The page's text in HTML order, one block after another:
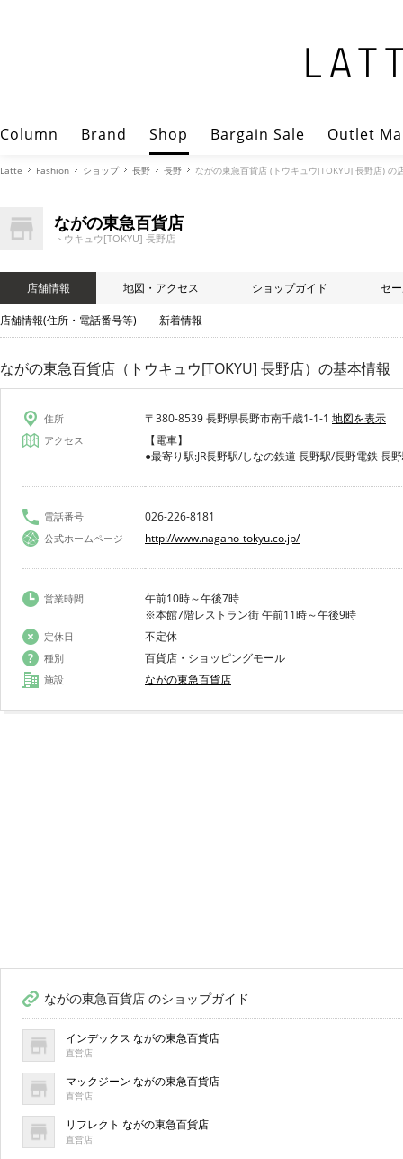
Column Brand Shop Bargain Sale Outlet
Latte Fashion ショップ 長野 長野 ながの東急百貨店 (トウキュウ[TOKYU] 長野店) の
ながの東急百貨店
トウキュウ[TOKYU] 長野店
店舗情報 地図・アクセス ショップガイド セ
店舗情報(住所・電話番号等) 新着情報
ながの東急百貨店（トウキュウ[TOKYU] 長野店） の基本情報
住所 〒380-8539 長野県長野市南千歳1-1-1 地図を表示
アクセス
【電車】
●最寄り駅:JR長野駅/しなの鉄道 長野駅/長野電鉄 長
電話番号 026-226-8181
公式ホームページ http://www.nagano-tokyu.co.jp/
営業時間
午前10時～午後7時
※本館7階レストラン街 午前11時～午後9時
定休日 不定休
種別 百貨店・ショッピングモール
施設 ながの東急百貨店
ながの東急百貨店 のショップガイド
インデックス ながの東急百貨店
直営店
マックジーン ながの東急百貨店
直営店
リフレクト ながの東急百貨店
直営店